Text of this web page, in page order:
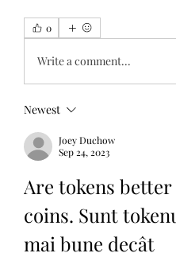
0
Write a comment...
Newest
Joey Duchow
Sep 24, 2023
Are tokens
coins. Sunt
mai bune decât